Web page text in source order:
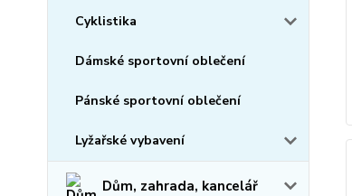
Cyklistika
Dámské sportovní oblečení
Pánské sportovní oblečení
Lyžařské vybavení
Dům, zahrada, kancelář